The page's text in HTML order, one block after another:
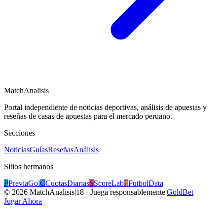
MatchAnalisis
Portal independiente de noticias deportivas, análisis de apuestas y
reseñas de casas de apuestas para el mercado peruano.
Secciones
NoticiasGuíasReseñasAnálisis
Sitios hermanos
PPreviaGolCCuotasDiariasSScoreLabFFutbolData
© 2026 MatchAnalisis|18+ Juega responsablemente|GoldBet
Jugar Ahora